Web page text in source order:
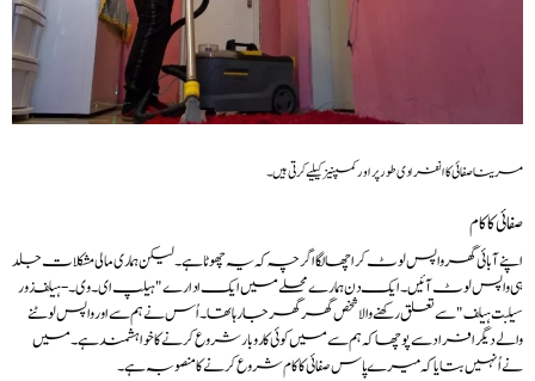
مرینا صفائی کا انفرادی طور پر اور کمپنیز کیلیے کرتی ہیں۔
صفائی کا کام
اپنے آبائی گھر واپس لوٹ کر اچھا لگا اگرچہ کہ یہ چھوٹا ہے۔ لیکن ہماری مالی مشکلات جلد
ہی واپس لوٹ آئیں۔ ایک دن ہمارے محلے میں ایک ادارے "ہیلپ ای۔ وی۔- ہیلف زور
سیلبت ہیلف" سے تعلق رکھنے والا شخص گھر گھر جارہا تھا۔ اُس نے ہم سےاور واپس لوٹنے
والے دیگر افراد سے پوچھا کہ ہم سے میں کوئی کاروبار شروع کرنے کا خواہشمند ہے۔میں
نے اُنہیں بتایا کہ میرے پاس صفائی کا کام شروع کرنے کا منصوبہ ہے۔